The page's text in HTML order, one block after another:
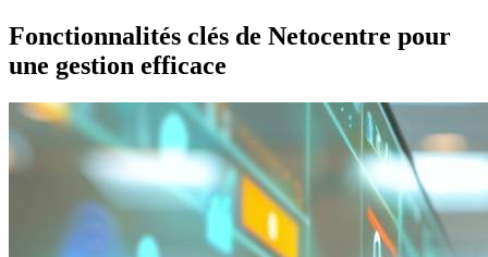
Fonctionnalités clés de Netocentre pour
une gestion efficace